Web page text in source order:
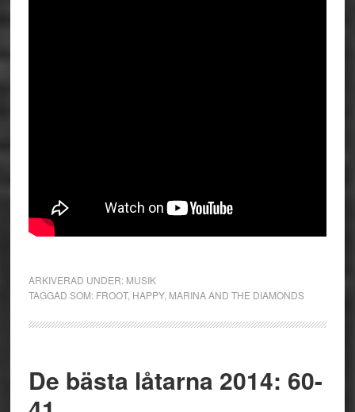
ARKIVERAD UNDER: MUSIK
TAGGAD SOM: FROOT, HAPPY, MARINA AND THE DIAMONDS
De bästa låtarna 2014: 60-